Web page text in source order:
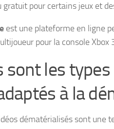
gratuit pour certains jeux et
est une plateforme en ligne
pour la console Xbox
sont les
à la
dématérialisés sont une